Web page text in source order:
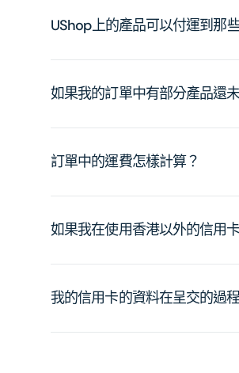
UShop上的產品可以付運到那
如果我的訂單中有部分產品還
訂單中的運費怎樣計算？
如果我在使用香港以外的信用
我的信用卡的資料在呈交的過